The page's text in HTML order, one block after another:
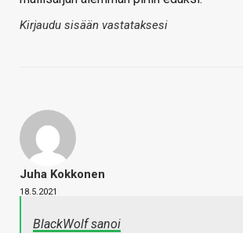
Kirjaudu sisään vastataksesi
Juha Kokkonen
18.5.2021
BlackWolf sanoi